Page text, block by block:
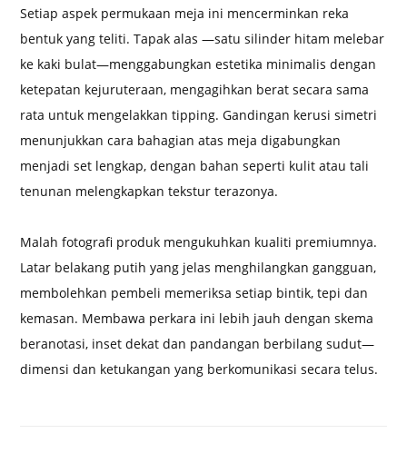
Setiap aspek permukaan meja ini mencerminkan reka
bentuk yang teliti. Tapak alas —satu silinder hitam melebar
ke kaki bulat—menggabungkan estetika minimalis dengan
ketepatan kejuruteraan, mengagihkan berat secara sama
rata untuk mengelakkan tipping. Gandingan kerusi simetri
menunjukkan cara bahagian atas meja digabungkan
menjadi set lengkap, dengan bahan seperti kulit atau tali
tenunan melengkapkan tekstur terazonya.
Malah fotografi produk mengukuhkan kualiti premiumnya.
Latar belakang putih yang jelas menghilangkan gangguan,
membolehkan pembeli memeriksa setiap bintik, tepi dan
kemasan. Membawa perkara ini lebih jauh dengan skema
beranotasi, inset dekat dan pandangan berbilang sudut—
dimensi dan ketukangan yang berkomunikasi secara telus.